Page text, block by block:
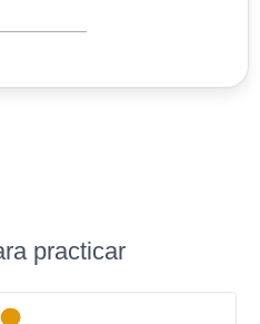
practicar